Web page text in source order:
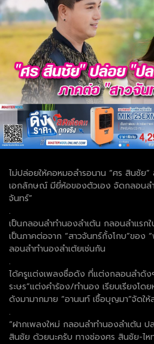
ไม่ปล่อยให้คอหมอลำรอนาน “ศร สินชัย
เอกลักษณ์ มียี่ห้อของตัวเอง จัดกลอนล
จันทร์”
.
เป็นกลอนลำทำนองลำเต้น กลอนลำแรก
เป็นภาคต่อจาก “สาวจันทร์กั้งโกบ”ของ
ลอนลำทำนองลำเต้ยเช่นกัน
.
ได้ครูแต่งเพลงชื่อดัง ที่แต่งกลอนลำดัง
ระษร”แต่งคำร้อง/ทำนอง เรียบเรียงโ
ดังมามากมาย “อานนท์ เชื้อบุญมา”จัดใ
.
“ฝากเพลงใหม่ กลอนลำทำนองลำเต้น
สินชัย ด้วยนะครับ ทางช่องศร สินชัย-ไ